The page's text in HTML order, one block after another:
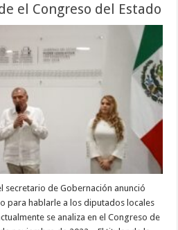
el Congreso del Estado
secretario de Gobernación anunció
para hablarle a los diputados locales
se analiza en el Congreso de